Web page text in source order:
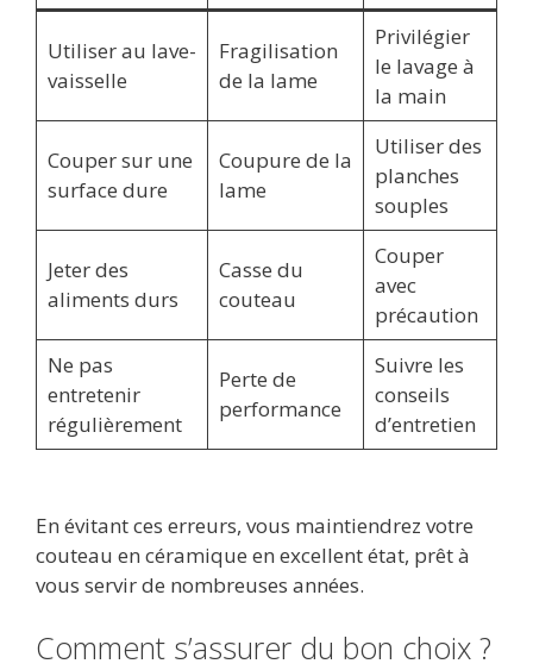
Utiliser au lave-
vaisselle
Fragilisation
de la lame
Privilégier
le lavage à
la main
Couper sur une
surface dure
Coupure de la
lame
Utiliser des
planches
souples
Jeter des
aliments durs
Casse du
couteau
Couper
avec
précaution
Ne pas
entretenir
régulièrement
Perte de
performance
Suivre les
conseils
d’entretien
En évitant ces erreurs, vous maintiendrez votre
couteau en céramique en excellent état, prêt à
vous servir de nombreuses années.
Comment s’assurer du bon choix ?